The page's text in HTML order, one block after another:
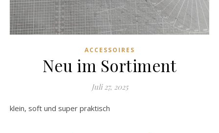
ACCESSOIRES
Neu im Sortiment
Juli 27, 2025
klein, soft und super praktisch